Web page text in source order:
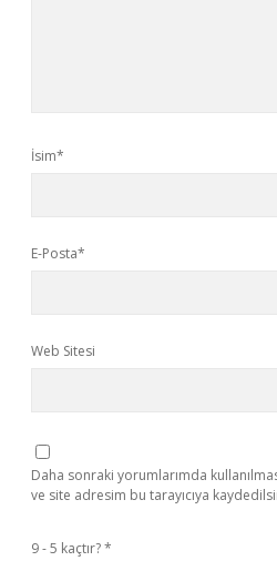
İsim*
E-Posta*
Web Sitesi
Daha sonraki yorumlarımda
ve site adresim bu tarayıcıya
9 - 5 kaçtır?*